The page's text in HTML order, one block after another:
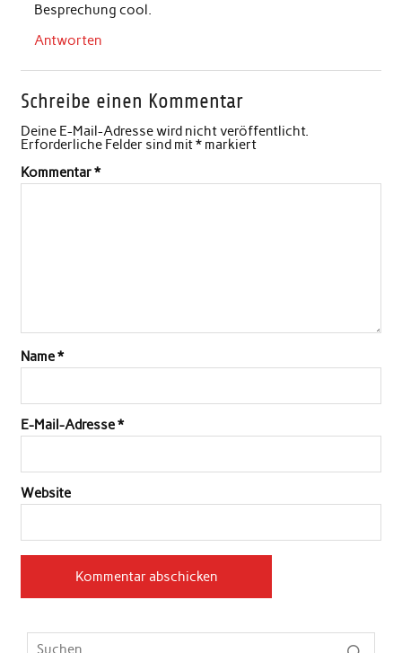
Besprechung cool.
Antworten
Schreibe einen Kommentar
Deine E-Mail-Adresse wird nicht veröffentlicht.
Erforderliche Felder sind mit*markiert
Kommentar*
Name*
E-Mail-Adresse*
Website